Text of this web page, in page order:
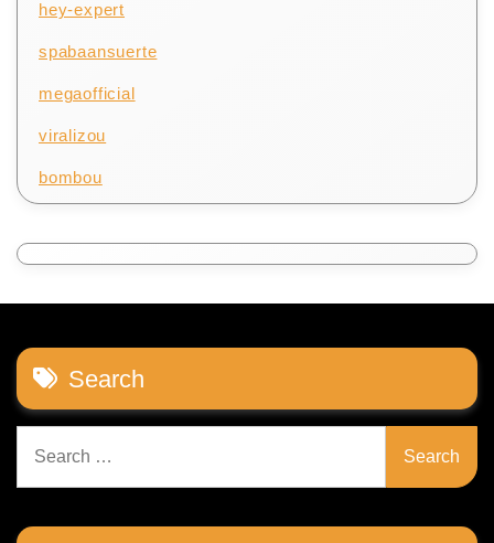
hey-expert
spabaansuerte
megaofficial
viralizou
bombou
Search
for: